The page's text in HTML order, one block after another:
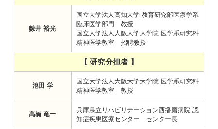
數井 裕光
国立大学法人高知大学 教育研究部医療学系
臨床医学部門 教授
国立大学法人大阪大学大学院 医学系研究科
精神医学教室 招聘教授
【 研究分担者 】
池田 学
国立大学法人大阪大学大学院 医学系研究科
精神医学教室 教授
高橋 竜一
兵庫県立リハビリテーション西播磨病院 認
知症疾患医療センター センター長